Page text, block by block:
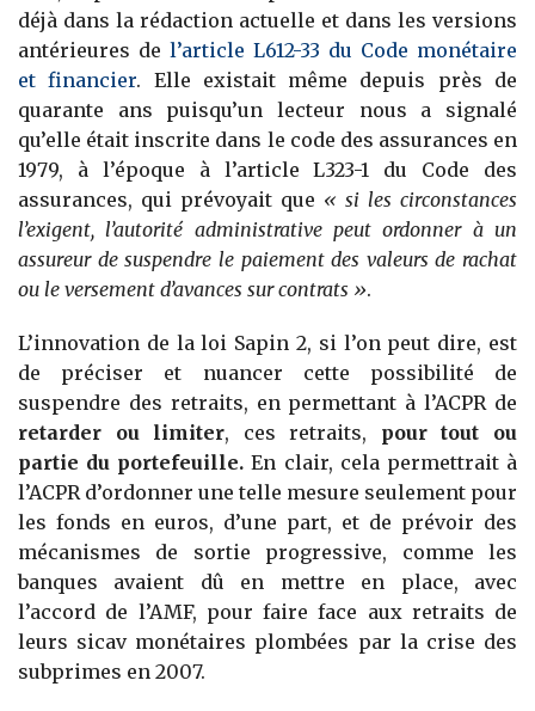
déjà dans la rédaction actuelle et dans les versions
antérieures de l’article L612-33 du Code monétaire
et financier. Elle existait même depuis près de
quarante ans puisqu’un lecteur nous a signalé
qu’elle était inscrite dans le code des assurances en
1979, à l’époque à l’article L323-1 du Code des
assurances, qui prévoyait que « si les circonstances
l’exigent, l’autorité administrative peut ordonner à un
assureur de suspendre le paiement des valeurs de rachat
ou le versement d’avances sur contrats ».
L’innovation de la loi Sapin 2, si l’on peut dire, est
de préciser et nuancer cette possibilité de
suspendre des retraits, en permettant à l’ACPR de
retarder ou limiter, ces retraits, pour tout ou
partie du portefeuille. En clair, cela permettrait à
l’ACPR d’ordonner une telle mesure seulement pour
les fonds en euros, d’une part, et de prévoir des
mécanismes de sortie progressive, comme les
banques avaient dû en mettre en place, avec
l’accord de l’AMF, pour faire face aux retraits de
leurs sicav monétaires plombées par la crise des
subprimes en 2007.